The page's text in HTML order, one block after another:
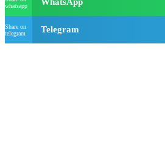
whatsapp
Share on
telegram
Telegram